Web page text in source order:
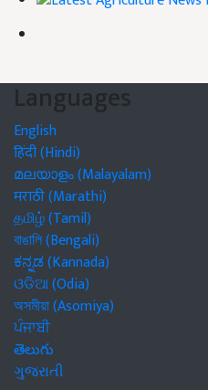
Languages
English
हिंदी (Hindi)
മലയാളം (Malayalam)
मराठी (Marathi)
தமிழ் (Tamil)
বাঙালি (Bengali)
ಕನ್ನಡ (Kannada)
ଓଡିଆ (Odia)
অসমীয়া (Asomiya)
ਪੰਜਾਬੀ
తెలుగు
ગુજરાતી